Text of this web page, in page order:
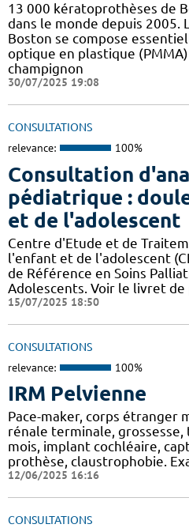
13 000 kératoprothèses de
dans le monde depuis 2005.
Boston se compose
optique en plastique
champignon
30/07/2025 19:08
CONSULTATIONS
relevance: 100%
Consultation
pédiatrique :
et de l'adolescent
Centre d'Etude et de
l'enfant et de l'adolescent
de Référence en Soins
Adolescents. Voir le livret
15/07/2025 18:50
CONSULTATIONS
relevance: 100%
IRM Pelvienne
Pace-maker, corps étranger
rénale terminale,
mois, implant cochléaire,
prothèse, claustrophobie.
12/06/2025 16:16
CONSULTATIONS